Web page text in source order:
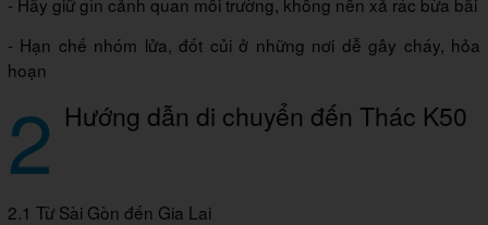
- Hạn chế nhóm lửa, đốt củi ở những nơi dễ gây cháy, hỏa
hoạn
2 Hướng dẫn di chuyển đến Thác K50
2.1 Từ Sài Gòn đến Gia Lai